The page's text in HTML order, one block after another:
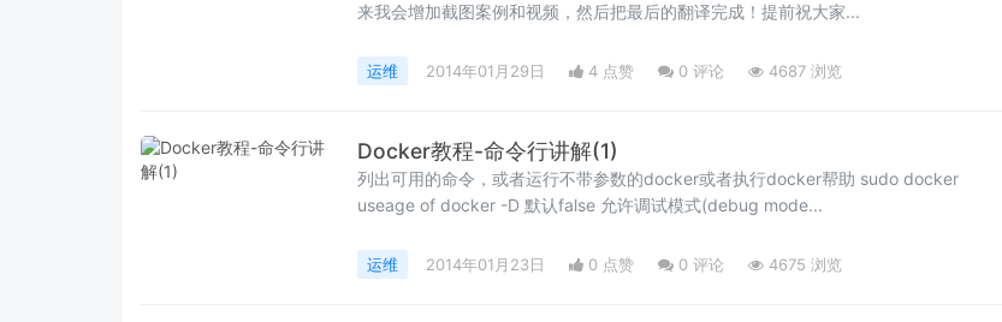
来我会增加截图案例和视频，然后把最后的翻译完成！提前祝大家...
运维 2014年01月29日 4 点赞 0 评论 4687 浏览
Docker教程-命令行讲解(1)
列出可用的命令，或者运行不带参数的docker或者执行docker帮助 sudo docker
useage of docker -D 默认false 允许调试模式(debug mode...
运维 2014年01月23日 0 点赞 0 评论 4675 浏览